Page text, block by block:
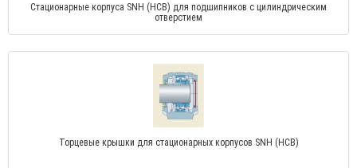
Стационарные корпуса SNH (HCB) для подшипников с цилиндрическим
отверстием
Торцевые крышки для стационарных корпусов SNH (HCB)